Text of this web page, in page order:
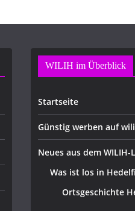
WILIH im Überblick
Startseite
Günstig werben auf
Neues aus dem WILIH-
Was ist los in
Ortsgeschichte